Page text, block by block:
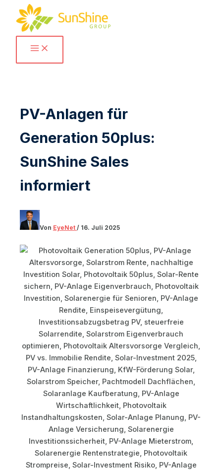
Inhalt
springen
PV-Anlagen für
Generation 50plus:
SunShine Sales
informiert
Von EyeNet / 16. Juli 2025